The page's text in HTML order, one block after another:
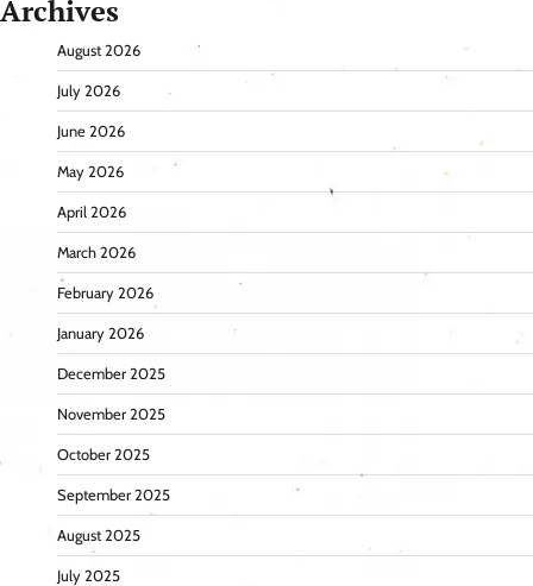
Archives
August 2026
July 2026
June 2026
May 2026
April 2026
March 2026
February 2026
January 2026
December 2025
November 2025
October 2025
September 2025
August 2025
July 2025